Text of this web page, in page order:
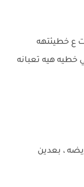
ع خطيئتهه
خطيه هيه تعبانه
، بعدين